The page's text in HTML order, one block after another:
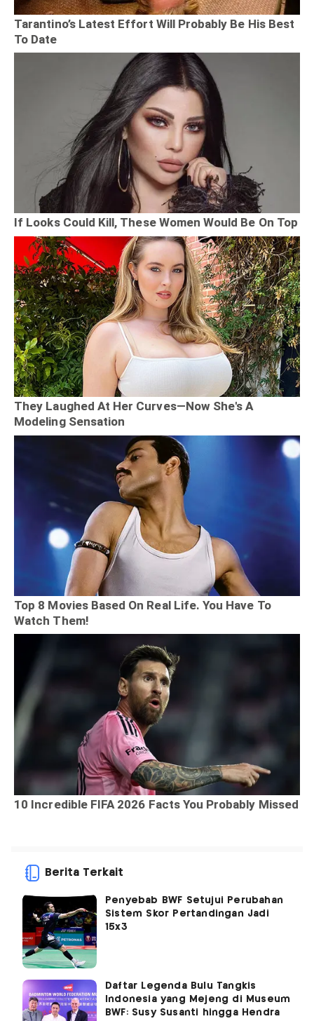
Berita Terkait
Penyebab BWF Setujui Perubahan
Sistem Skor Pertandingan Jadi
15x3
Daftar Legenda Bulu Tangkis
Indonesia yang Mejeng di Museum
BWF: Susy Susanti hingga Hendra